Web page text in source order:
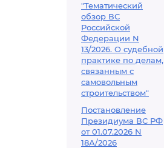
"Тематический
обзор ВС
Российской
Федерации N
13/2026. О судебной
практике по делам,
связанным с
самовольным
строительством"
Постановление
Президиума ВС РФ
от 01.07.2026 N
18А/2026